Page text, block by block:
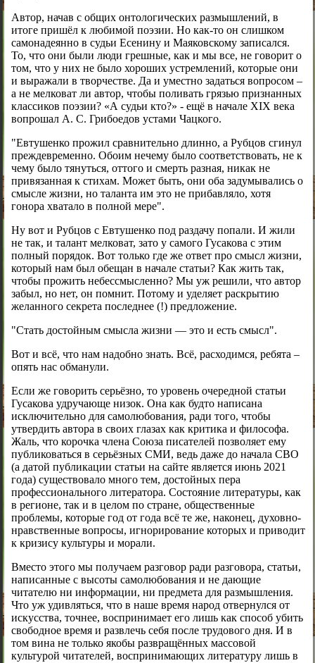
Автор, начав с общих онтологических размышлений, в
итоге пришёл к любимой поэзии. Но как-то он слишком
самонадеянно в судьи Есенину и Маяковскому записался.
То, что они были люди грешные, как и мы все, не говорит о
том, что у них не было хороших устремлений, которые они
и выражали в творчестве. Да и уместно задаться вопросом –
а не мелковат ли автор, чтобы поливать грязью признанных
классиков поэзии? «А судьи кто?» - ещё в начале XIX века
вопрошал А. С. Грибоедов устами Чацкого.
"Евтушенко прожил сравнительно длинно, а Рубцов сгинул
преждевременно. Обоим нечему было соответствовать, не к
чему было тянуться, оттого и смерть разная, никак не
привязанная к стихам. Может быть, они оба задумывались о
смысле жизни, но таланта им это не прибавляло, хотя
гонора хватало в полной мере".
Ну вот и Рубцов с Евтушенко под раздачу попали. И жили
не так, и талант мелковат, зато у самого Гусакова с этим
полный порядок. Вот только где же ответ про смысл жизни,
который нам был обещан в начале статьи? Как жить так,
чтобы прожить небессмысленно? Мы уж решили, что автор
забыл, но нет, он помнит. Потому и уделяет раскрытию
желанного секрета последнее (!) предложение.
"Стать достойным смысла жизни — это и есть смысл".
Вот и всё, что нам надобно знать. Всё, расходимся, ребята –
опять нас обманули.
Если же говорить серьёзно, то уровень очередной статьи
Гусакова удручающе низок. Она как будто написана
исключительно для самолюбования, ради того, чтобы
утвердить автора в своих глазах как критика и философа.
Жаль, что корочка члена Союза писателей позволяет ему
публиковаться в серьёзных СМИ, ведь даже до начала СВО
(а датой публикации статьи на сайте является июнь 2021
года) существовало много тем, достойных пера
профессионального литератора. Состояние литературы, как
в регионе, так и в целом по стране, общественные
проблемы, которые год от года всё те же, наконец, духовно-
нравственные вопросы, игнорирование которых и приводит
к кризису культуры и морали.
Вместо этого мы получаем разговор ради разговора, статьи,
написанные с высоты самолюбования и не дающие
читателю ни информации, ни предмета для размышления.
Что уж удивляться, что в наше время народ отвернулся от
искусства, точнее, воспринимает его лишь как способ убить
свободное время и развлечь себя после трудового дня. И в
том вина не только якобы развращённых массовой
культурой читателей, воспринимающих литературу лишь в